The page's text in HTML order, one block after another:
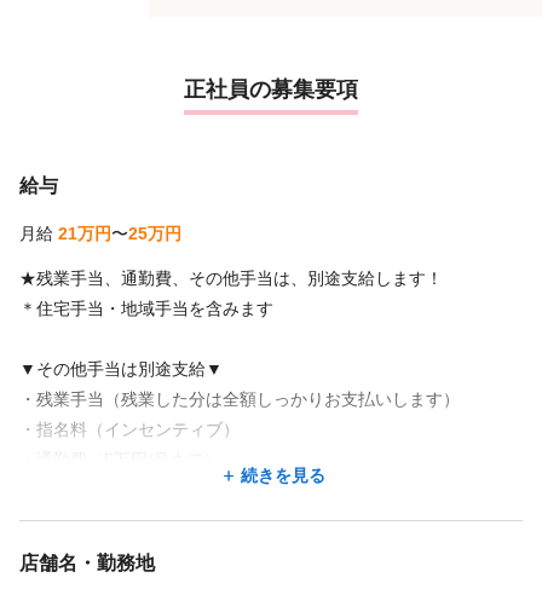
正社員の募集要項
給与
月給 21万円〜25万円
★残業手当、通勤費、その他手当は、別途支給します！
＊住宅手当・地域手当を含みます
▼その他手当は別途支給▼
・残業手当（残業した分は全額しっかりお支払いします）
・指名料（インセンティブ）
・昇給 年1回（業績や評価に基づく）
・賞与 年2回（業績や評価に基づく）
・慶弔見舞金 など
続きを見る
店舗名・勤務地